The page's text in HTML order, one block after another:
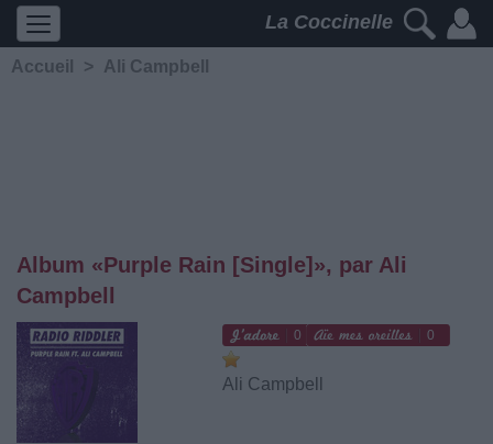
La Coccinelle
Accueil > Ali Campbell
Album «Purple Rain [Single]», par Ali
Campbell
0 0
Ali Campbell